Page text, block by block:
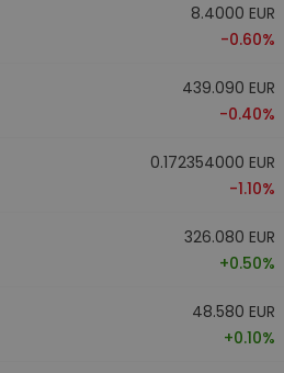
8.4000 EUR
-0.60%
439.090 EUR
-0.40%
0.172354000 EUR
-1.10%
326.080 EUR
+0.50%
48.580 EUR
+0.10%